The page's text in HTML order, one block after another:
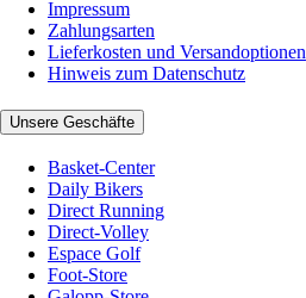
Impressum
Zahlungsarten
Lieferkosten und Versandoptionen
Hinweis zum Datenschutz
Unsere Geschäfte
Basket-Center
Daily Bikers
Direct Running
Direct-Volley
Espace Golf
Foot-Store